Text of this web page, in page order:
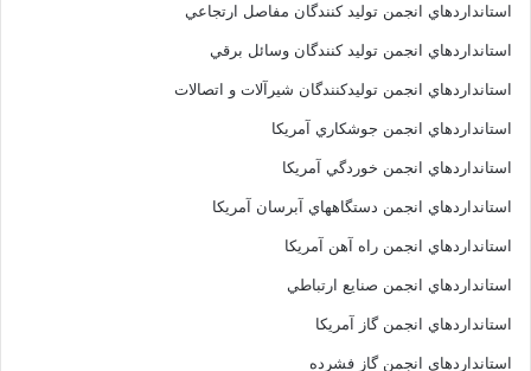
استانداردهاي انجمن توليد کنندگان مفاصل ارتجاعي
استانداردهاي انجمن توليد کنندگان وسائل برقي
استانداردهاي انجمن توليدکنندگان شيرآلات و اتصالات
استانداردهاي انجمن جوشکاري آمريکا
استانداردهاي انجمن خوردگي آمريکا
استانداردهاي انجمن دستگاههاي آبرسان آمريکا
استانداردهاي انجمن راه آهن آمريکا
استانداردهاي انجمن صنايع ارتباطي
استانداردهاي انجمن گاز آمريکا
استانداردهاي انجمن گاز فشرده